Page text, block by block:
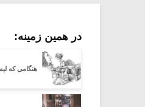
در همین زمینه:
هنگامی که